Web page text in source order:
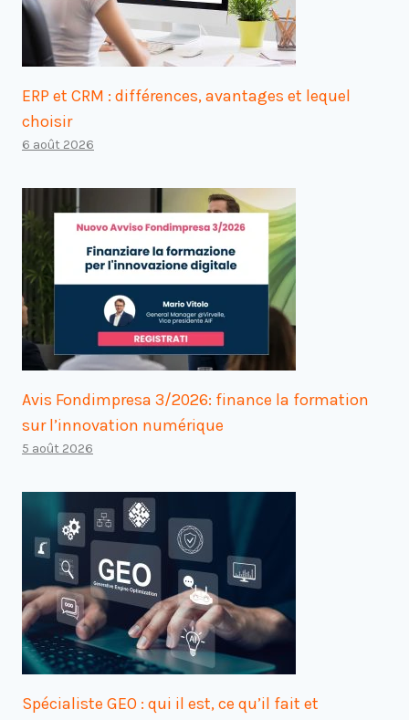
ERP et CRM : différences, avantages et lequel
choisir
6 août 2026
Avis Fondimpresa 3/2026: finance la formation
sur l’innovation numérique
5 août 2026
Spécialiste GEO : qui il est, ce qu’il fait et